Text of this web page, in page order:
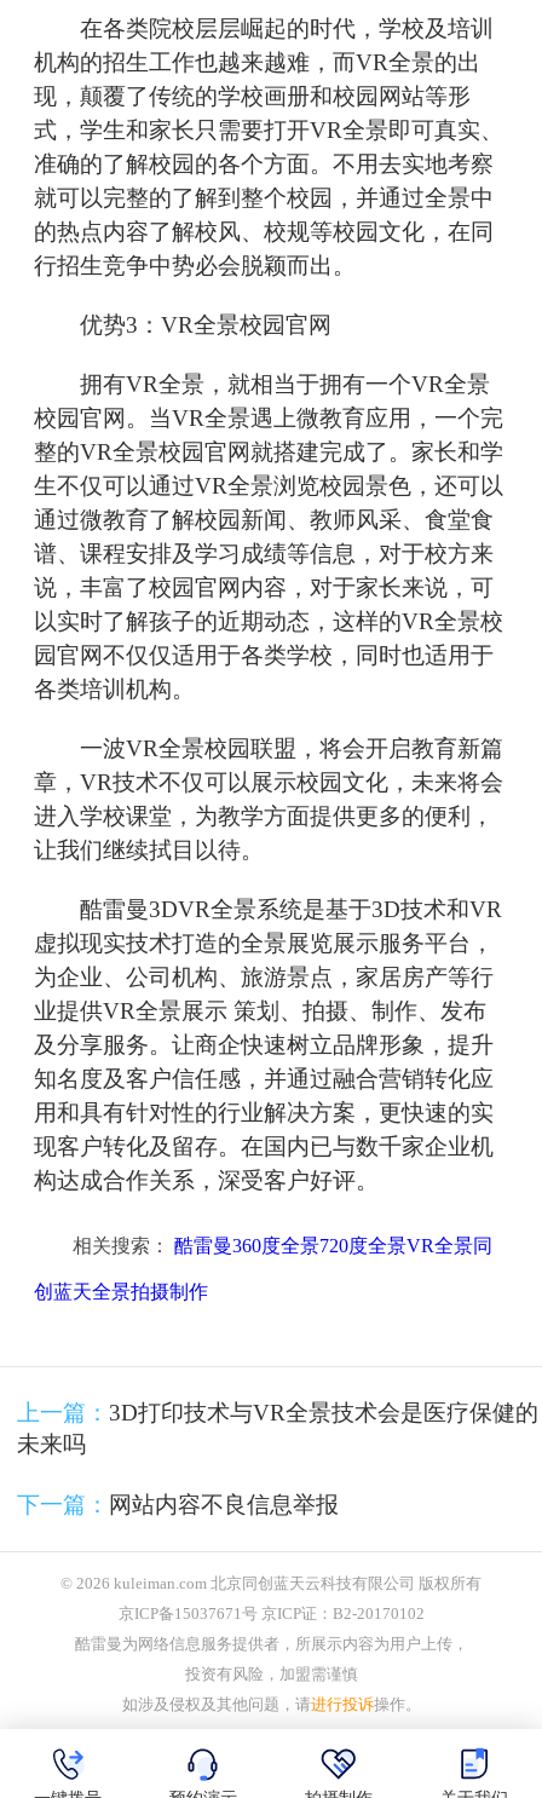
在各类院校层层崛起的时代，学校及培训
机构的招生工作也越来越难，而VR全景的出
现，颠覆了传统的学校画册和校园网站等形
式，学生和家长只需要打开VR全景即可真实、
准确的了解校园的各个方面。不用去实地考察
就可以完整的了解到整个校园，并通过全景中
的热点内容了解校风、校规等校园文化，在同
行招生竞争中势必会脱颖而出。
优势3：VR全景校园官网
拥有VR全景，就相当于拥有一个VR全景
校园官网。当VR全景遇上微教育应用，一个完
整的VR全景校园官网就搭建完成了。家长和学
生不仅可以通过VR全景浏览校园景色，还可以
通过微教育了解校园新闻、教师风采、食堂食
谱、课程安排及学习成绩等信息，对于校方来
说，丰富了校园官网内容，对于家长来说，可
以实时了解孩子的近期动态，这样的VR全景校
园官网不仅仅适用于各类学校，同时也适用于
各类培训机构。
一波VR全景校园联盟，将会开启教育新篇
章，VR技术不仅可以展示校园文化，未来将会
进入学校课堂，为教学方面提供更多的便利，
让我们继续拭目以待。
酷雷曼3DVR全景系统是基于3D技术和VR
虚拟现实技术打造的全景展览展示服务平台，
为企业、公司机构、旅游景点，家居房产等行
业提供VR全景展示 策划、拍摄、制作、发布
及分享服务。让商企快速树立品牌形象，提升
知名度及客户信任感，并通过融合营销转化应
用和具有针对性的行业解决方案，更快速的实
现客户转化及留存。在国内已与数千家企业机
构达成合作关系，深受客户好评。
相关搜索： 酷雷曼360度全景720度全景VR全景同
创蓝天全景拍摄制作
上一篇： 3D打印技术与VR全景技术会是医疗保健的
未来吗
下一篇： 网站内容不良信息举报
© 2026 kuleiman.com 北京同创蓝天云科技有限公司 版权所有
京ICP备15037671号 京ICP证：B2-20170102
酷雷曼为网络信息服务提供者，所展示内容为用户上传，
投资有风险，加盟需谨慎
如涉及侵权及其他问题，请进行投诉操作。